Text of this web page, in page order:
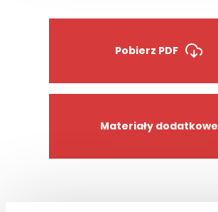
Pobierz PDF
Materiały dodatkowe